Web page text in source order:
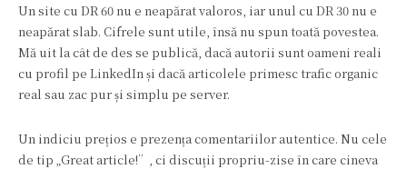
Un site cu DR 60 nu e neapărat valoros, iar unul cu DR 30 nu e
neapărat slab. Cifrele sunt utile, însă nu spun toată povestea.
Mă uit la cât de des se publică, dacă autorii sunt oameni reali
cu profil pe LinkedIn și dacă articolele primesc trafic organic
real sau zac pur și simplu pe server.
Un indiciu prețios e prezența comentariilor autentice. Nu cele
de tip „Great article!”, ci discuții propriu-zise în care cineva